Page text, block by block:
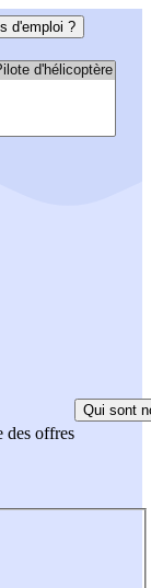
d'emploi ?
des offres
Qui sont